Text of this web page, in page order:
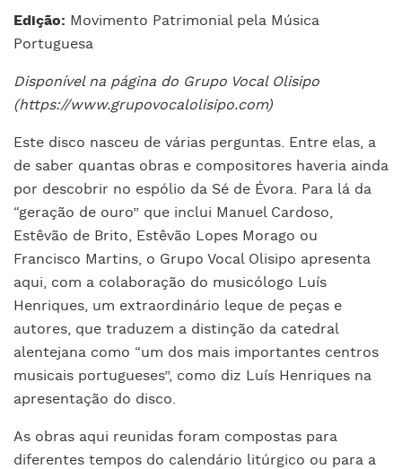
Edição: Movimento Patrimonial pela Música
Portuguesa
Disponível na página do Grupo Vocal Olisipo
(https://www.grupovocalolisipo.com)
Este disco nasceu de várias perguntas. Entre elas, a
de saber quantas obras e compositores haveria ainda
por descobrir no espólio da Sé de Évora. Para lá da
“geração de ouro” que inclui Manuel Cardoso,
Estêvão de Brito, Estêvão Lopes Morago ou
Francisco Martins, o Grupo Vocal Olisipo apresenta
aqui, com a colaboração do musicólogo Luís
Henriques, um extraordinário leque de peças e
autores, que traduzem a distinção da catedral
alentejana como “um dos mais importantes centros
musicais portugueses”, como diz Luís Henriques na
apresentação do disco.
As obras aqui reunidas foram compostas para
diferentes tempos do calendário litúrgico ou para a